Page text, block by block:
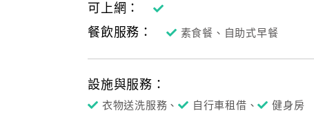
可上網：
餐飲服務： 素食餐、自助式早餐
設施與服務：
衣物送洗服務、 自行車租借、 健身房